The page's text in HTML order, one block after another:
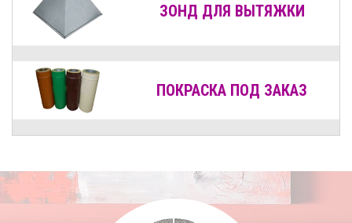
ЗОНД ДЛЯ ВЫТЯЖКИ
ПОКРАСКА ПОД ЗАКАЗ